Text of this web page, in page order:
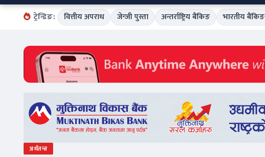
ट्रेन्डिङ: वित्तीय अपराध जेन्जी पुस्ता अन्तर्राष्ट्रिय बैंकिङ भारतीय बैंकिङ
अर्थतन्त्र